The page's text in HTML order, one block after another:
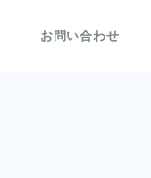
お問い合わせ